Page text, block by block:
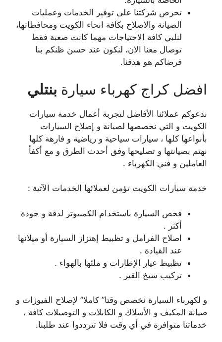
تحرص شركتنا على توفير الخدمات وعمليات
الصيانة والاصلاح بكافة انحاء الكويت ومحافظاتها،
لنلبي كافة الاحتياجات مهما كانت صعبة فقط
توصال معنا الان، لنكون عند حسن ظنكم بنا
فرضاكم هو هدفنا.
افضل كراج كهرباء سيارة بنتلي
ندعوكم عملائنا الأفاضل لتجربة أعمال خدمة سيارات
الكويت و التي نخصصها لصيانة و إصلاح السيارات
بأنواعها كلها ، سيارات سياحية و رياضية و فارهة كلها
نهتم بصيانتها و تصليحها وفق أحدث الطرق و مع أكفأ
العاملين و فني الكهرباء .
خدمة سيارات الكويت تؤمن لعملائها الخدمات الآتية :
فحص السيارة باستخدام الكمبيوتر لدقة و جودة
أكثر .
اصلاح الفرامل و تظبيط إهتزاز السيارة أو ميلانها
عند القيادة .
تظبيط عيار الإطارات و ملئها بالهواء .
تركيب سيخ القير .
و لكهرباء السيارة نخصص وقتا” كاملا” لإصلاح الفيوزات و
صيانة المكيف و الأسلاك و الكابلات و التوصيلات كافة ،
خدماتنا متوافرة في أي وقت فلا تترددوا عند طلبنا.